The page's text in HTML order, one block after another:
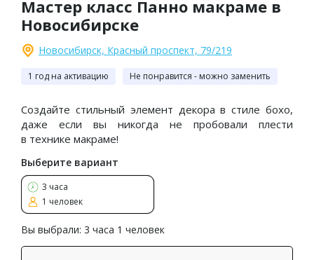
Мастер класс Панно макраме в
Новосибирске
Новосибирск, Красный проспект, 79/219
1 год на активацию Не понравится - можно заменить
Создайте стильный элемент декора в стиле бохо,
даже если вы никогда не пробовали плести
в технике макраме!
Выберите вариант
3 часа
1 человек
Вы выбрали: 3 часа 1 человек